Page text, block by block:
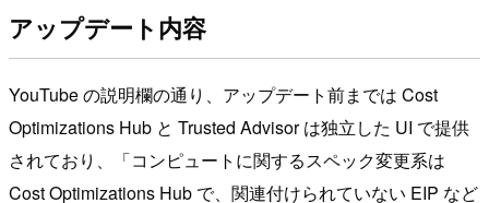
アップデート内容
YouTube の説明欄の通り、アップデート前までは Cost
Optimizations Hub と Trusted Advisor は独立した UI で提供
されており、「コンピュートに関するスペック変更系は
Cost Optimizations Hub で、関連付けられていない EIP など